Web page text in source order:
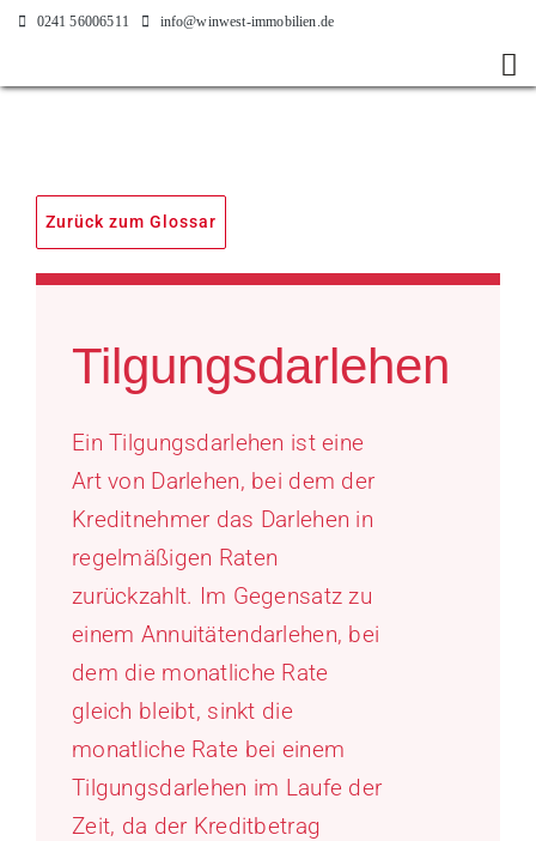
Zum
springen
0241 56006511 info@winwest-immobilien.de
Zurück zum Glossar
Tilgungsdarlehen
Ein Tilgungsdarlehen ist eine
Art von Darlehen, bei dem der
Kreditnehmer das Darlehen in
regelmäßigen Raten
zurückzahlt. Im Gegensatz zu
einem Annuitätendarlehen, bei
dem die monatliche Rate
gleich bleibt, sinkt die
monatliche Rate bei einem
Tilgungsdarlehen im Laufe der
Zeit, da der Kreditbetrag